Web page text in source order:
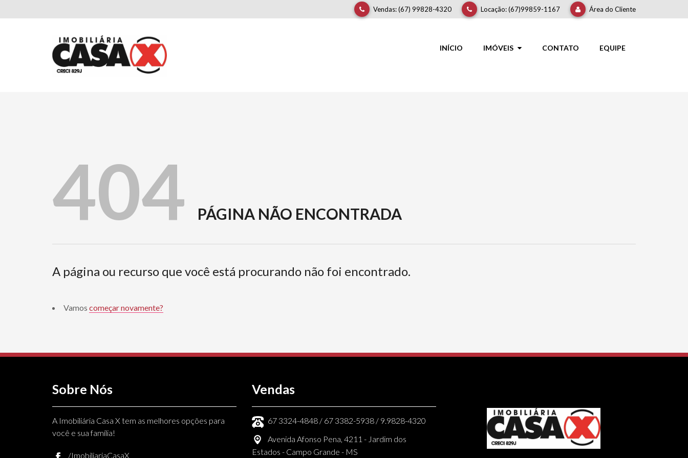
Vendas: (67) 99828-4320 Locação: (67)99859-1167 Área do Cliente
INÍCIO IMÓVEIS
IMÓVEIS CONTATO EQUIPE
404 PÁGINA NÃO ENCONTRADA
A página ou recurso que você está procurando não foi encontrado.
Vamos começar novamente?
Sobre Nós
A Imobiliária Casa X tem as melhores opções para
você e sua família!
/ImobiliariaCasaX
Vendas
67 3324-4848 / 67 3382-5938 / 9.9828-4320
Avenida Afonso Pena, 4211 - Jardim dos
Estados - Campo Grande - MS